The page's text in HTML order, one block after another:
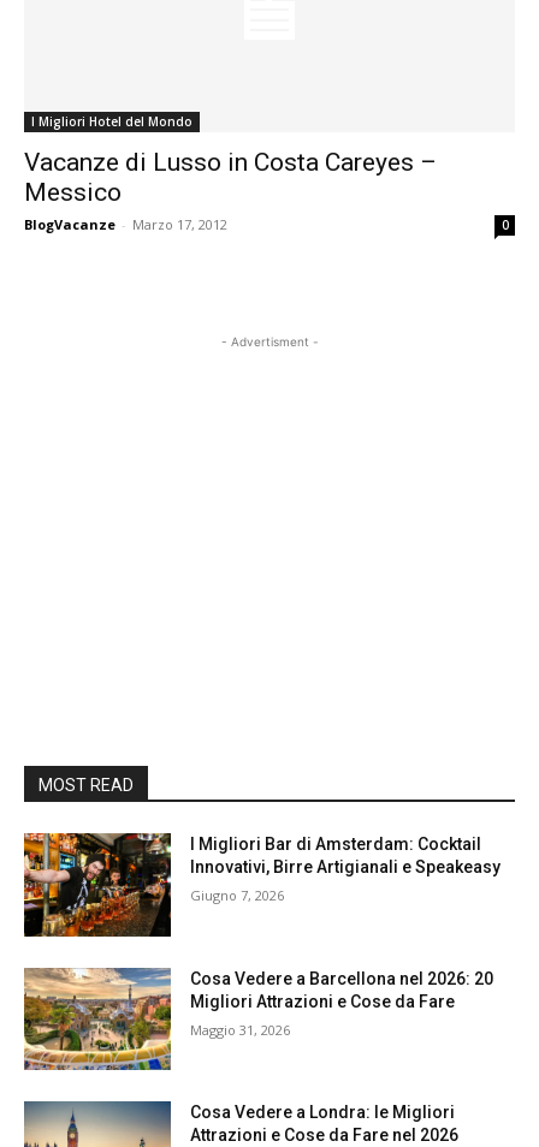
I Migliori Hotel del Mondo
Vacanze di Lusso in Costa Careyes –
Messico
BlogVacanze - Marzo 17, 2012 0
- Advertisment -
MOST READ
I Migliori Bar di Amsterdam: Cocktail
Innovativi, Birre Artigianali e Speakeasy
Giugno 7, 2026
Cosa Vedere a Barcellona nel 2026: 20
Migliori Attrazioni e Cose da Fare
Maggio 31, 2026
Cosa Vedere a Londra: le Migliori
Attrazioni e Cose da Fare nel 2026